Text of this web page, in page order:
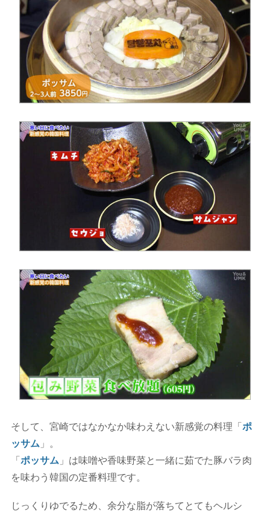
そして、宮崎ではなかなか味わえない新感覚の料理「ポ
ッサム 」。
「ポッサム 」は味噌や香味野菜と一緒に茹でた豚バラ肉
を味わう韓国の定番料理です。
じっくりゆでるため、余分な脂が落ちてとてもヘルシ